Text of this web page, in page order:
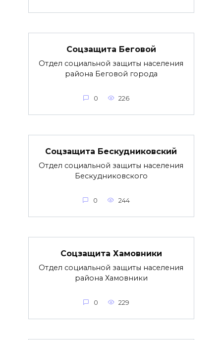
Соцзащита Беговой
Отдел социальной защиты населения
района Беговой города
0 226
Соцзащита Бескудниковский
Отдел социальной защиты населения
Бескудниковского
0 244
Соцзащита Хамовники
Отдел социальной защиты населения
района Хамовники
0 229